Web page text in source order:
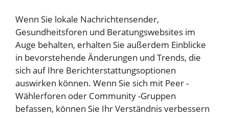
Wenn Sie lokale Nachrichtensender,
Gesundheitsforen und Beratungswebsites im
Auge behalten, erhalten Sie außerdem Einblicke
in bevorstehende Änderungen und Trends, die
sich auf Ihre Berichterstattungsoptionen
auswirken können. Wenn Sie sich mit Peer -
Wählerforen oder Community -Gruppen
befassen, können Sie Ihr Verständnis verbessern